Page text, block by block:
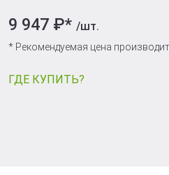
9 947 ₽* /шт.
* Рекомендуемая цена
ГДЕ КУПИТЬ?